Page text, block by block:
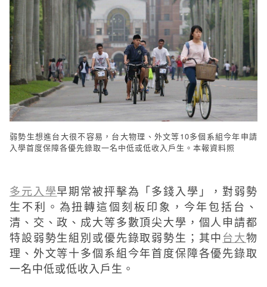
弱勢生想進台大很不容易，台大物理、外文等10多個系組今年申請
入學首度保障各優先錄取一名中低或低收入戶生。本報資料照
多元入學早期常被抨擊為「多錢入學」，對弱勢
生不利。為扭轉這個刻板印象，今年包括台、
清、交、政、成大等多數頂尖大學，個人申請都
特設弱勢生組別或優先錄取弱勢生；其中台大物
理、外文等十多個系組今年首度保障各優先錄取
一名中低或低收入戶生。